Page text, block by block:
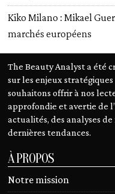
Kiko Milano : Mikael
marchés européens
The Beauty Analyst a été
sur les enjeux
souhaitons offrir à nos
approfondie et avertie de
actualités, des analyses
dernières tendances.
À PROPOS
Notre mission